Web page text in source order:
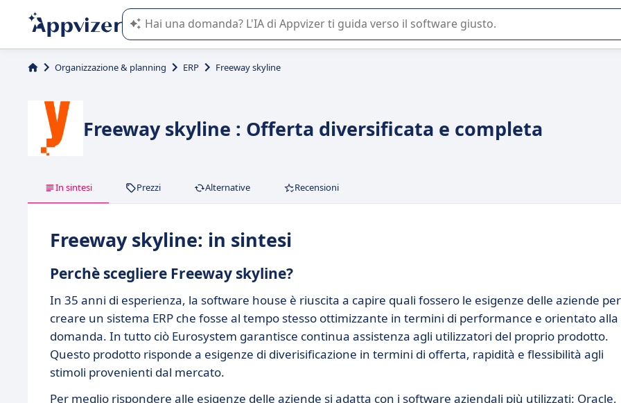
L'IA di Appvizer vi guida nell'utilizzo o nella scelta di un software SaaS per la vostra azienda.
Organizzazione & planning ERP Freeway skyline
Freeway skyline : Offerta diversificata e completa
In sintesi Prezzi Alternative Recensioni
Freeway skyline: in sintesi
Perchè scegliere Freeway skyline?
In 35 anni di esperienza, la software house è riuscita a capire quali fossero le esigenze delle aziende per
creare un sistema ERP che fosse al tempo stesso ottimizzante in termini di performance e orientato alla
domanda. In tutto ciò Eurosystem garantisce continua assistenza agli utilizzatori del proprio prodotto.
Questo prodotto risponde a esigenze di diverisificazione in termini di offerta, rapidità e flessibilità agli
stimoli provenienti dal mercato.
Per meglio rispondere alle esigenze delle aziende si adatta con i software aziendali più utilizzati: Oracle,